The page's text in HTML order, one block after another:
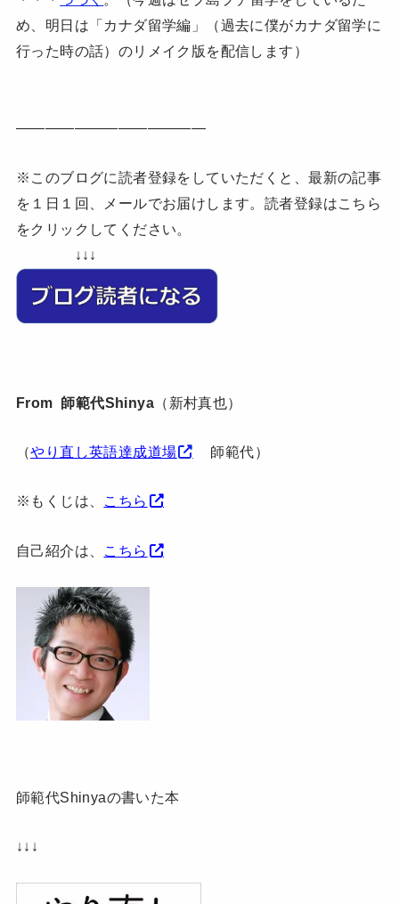
め、明日は「カナダ留学編」（過去に僕がカナダ留学に
行った時の話）のリメイク版を配信します）
—————————————
※このブログに読者登録をしていただくと、最新の記事
を１日１回、メールでお届けします。読者登録はこちら
をクリックしてください。
↓↓↓
From 師範代Shinya （新村真也）
（やり直し英語達成道場 師範代）
※もくじは、 こちら
自己紹介は、 こちら
師範代Shinyaの書いた本
↓↓↓